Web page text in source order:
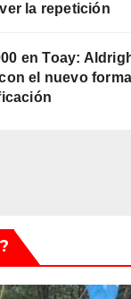
la repetición
en Toay:
el nuevo